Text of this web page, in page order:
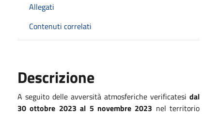
Allegati
Contenuti correlati
Descrizione
A seguito delle avversità atmosferiche verificatesi dal
30 ottobre 2023 al 5 novembre 2023 nel territorio